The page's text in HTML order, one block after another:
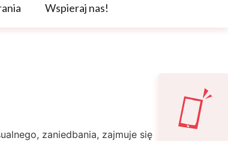
Wspieraj nas!
zaniedbania, zajmuje się